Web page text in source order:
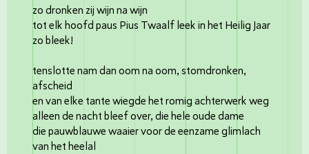
zo dronken zij wijn na wijn
tot elk hoofd paus Pius Twaalf leek in het Heilig Jaar
zo bleek!
tenslotte nam dan oom na oom, stomdronken,
afscheid
en van elke tante wiegde het romig achterwerk weg
alleen de nacht bleef over, die hele oude dame
die pauwblauwe waaier voor de eenzame glimlach
van het heelal